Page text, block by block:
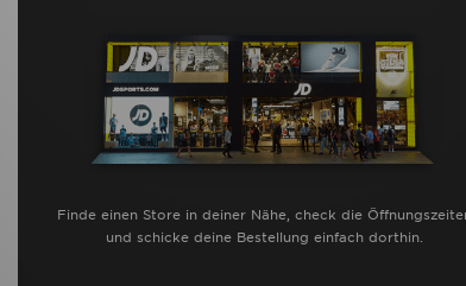
Finde einen Store in deiner Nähe, check die
und schicke deine Bestellung einfach dorthin.